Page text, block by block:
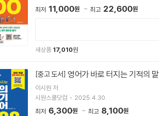
최저 11,000원 최고 22,600원
새상품 17,010원
[중고 도서] 영어가 바로 터지는 기적의
이시원 저
시원스쿨닷컴
2025.4.30.
최저 6,300원 최고 8,100원